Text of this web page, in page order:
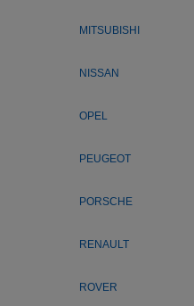
MITSUBISHI
NISSAN
OPEL
PEUGEOT
PORSCHE
RENAULT
ROVER